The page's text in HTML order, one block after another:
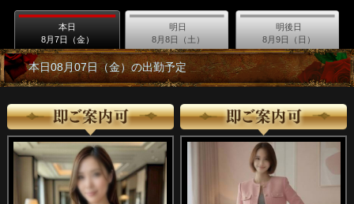
本日
8月7日（金）
明日
8月8日（土）
明後日
8月9日（日）
本日08月07日（金）の出勤予定